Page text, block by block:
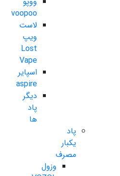
voopoo
لاست
ویپ
Lost
Vape
اسپایر
aspire
دیگر
پاد
ها
پاد
یکبار
مصرف
وزول